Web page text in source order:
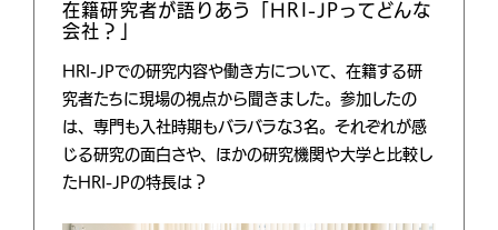
在籍研究者が語りあう「HRI-JPってどんな
会社？」
HRI-JPでの研究内容や働き方について、在籍する研
究者たちに現場の視点から聞きました。参加したの
は、専門も入社時期もバラバラな3名。それぞれが感
じる研究の面白さや、ほかの研究機関や大学と比較し
たHRI-JPの特長は？